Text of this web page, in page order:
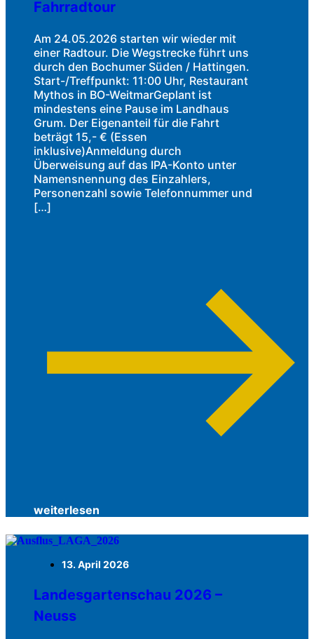
Fahrradtour
Am 24.05.2026 starten wir wieder mit
einer Radtour. Die Wegstrecke führt uns
durch den Bochumer Süden / Hattingen.
Start-/Treffpunkt: 11:00 Uhr, Restaurant
Mythos in BO-WeitmarGeplant ist
mindestens eine Pause im Landhaus
Grum. Der Eigenanteil für die Fahrt
beträgt 15,- € (Essen
inklusive)Anmeldung durch
Überweisung auf das IPA-Konto unter
Namensnennung des Einzahlers,
Personenzahl sowie Telefonnummer und
[…]
weiterlesen
13. April 2026
Landesgartenschau 2026 –
Neuss